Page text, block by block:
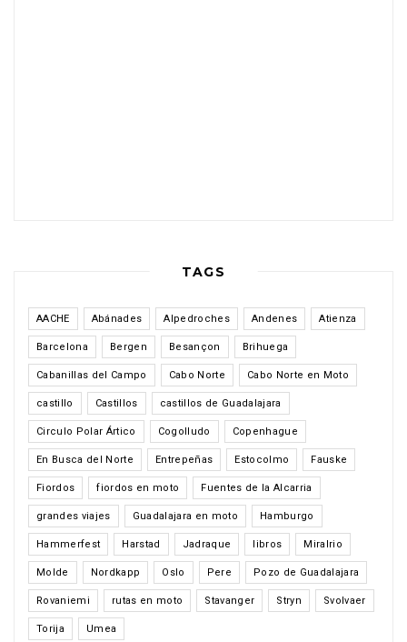
TAGS
AACHE Abánades Alpedroches Andenes Atienza
Barcelona Bergen Besançon Brihuega
Cabanillas del Campo Cabo Norte Cabo Norte en Moto
castillo Castillos castillos de Guadalajara
Circulo Polar Ártico Cogolludo Copenhague
En Busca del Norte Entrepeñas Estocolmo Fauske
Fiordos fiordos en moto Fuentes de la Alcarria
grandes viajes Guadalajara en moto Hamburgo
Hammerfest Harstad Jadraque libros Miralrio
Molde Nordkapp Oslo Pere Pozo de Guadalajara
Rovaniemi rutas en moto Stavanger Stryn Svolvaer
Torija Umea